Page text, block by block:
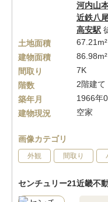
河内山
近鉄八
高安駅
土地面積
67.21m²
建物面積
86.98m²
間取り
7K
階数
2階建て
築年月
1966年
建物現況
空家
画像カテゴリ
外観 間取り
センチュリー21近畿不